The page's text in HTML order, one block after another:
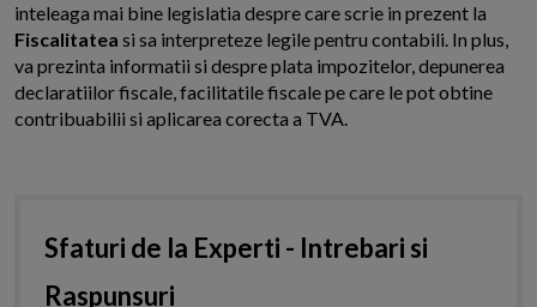
inteleaga mai bine legislatia despre care scrie in prezent la
Fiscalitatea si sa interpreteze legile pentru contabili. In plus,
va prezinta informatii si despre plata impozitelor, depunerea
declaratiilor fiscale, facilitatile fiscale pe care le pot obtine
contribuabilii si aplicarea corecta a TVA.
Sfaturi de la Experti - Intrebari si
Raspunsuri